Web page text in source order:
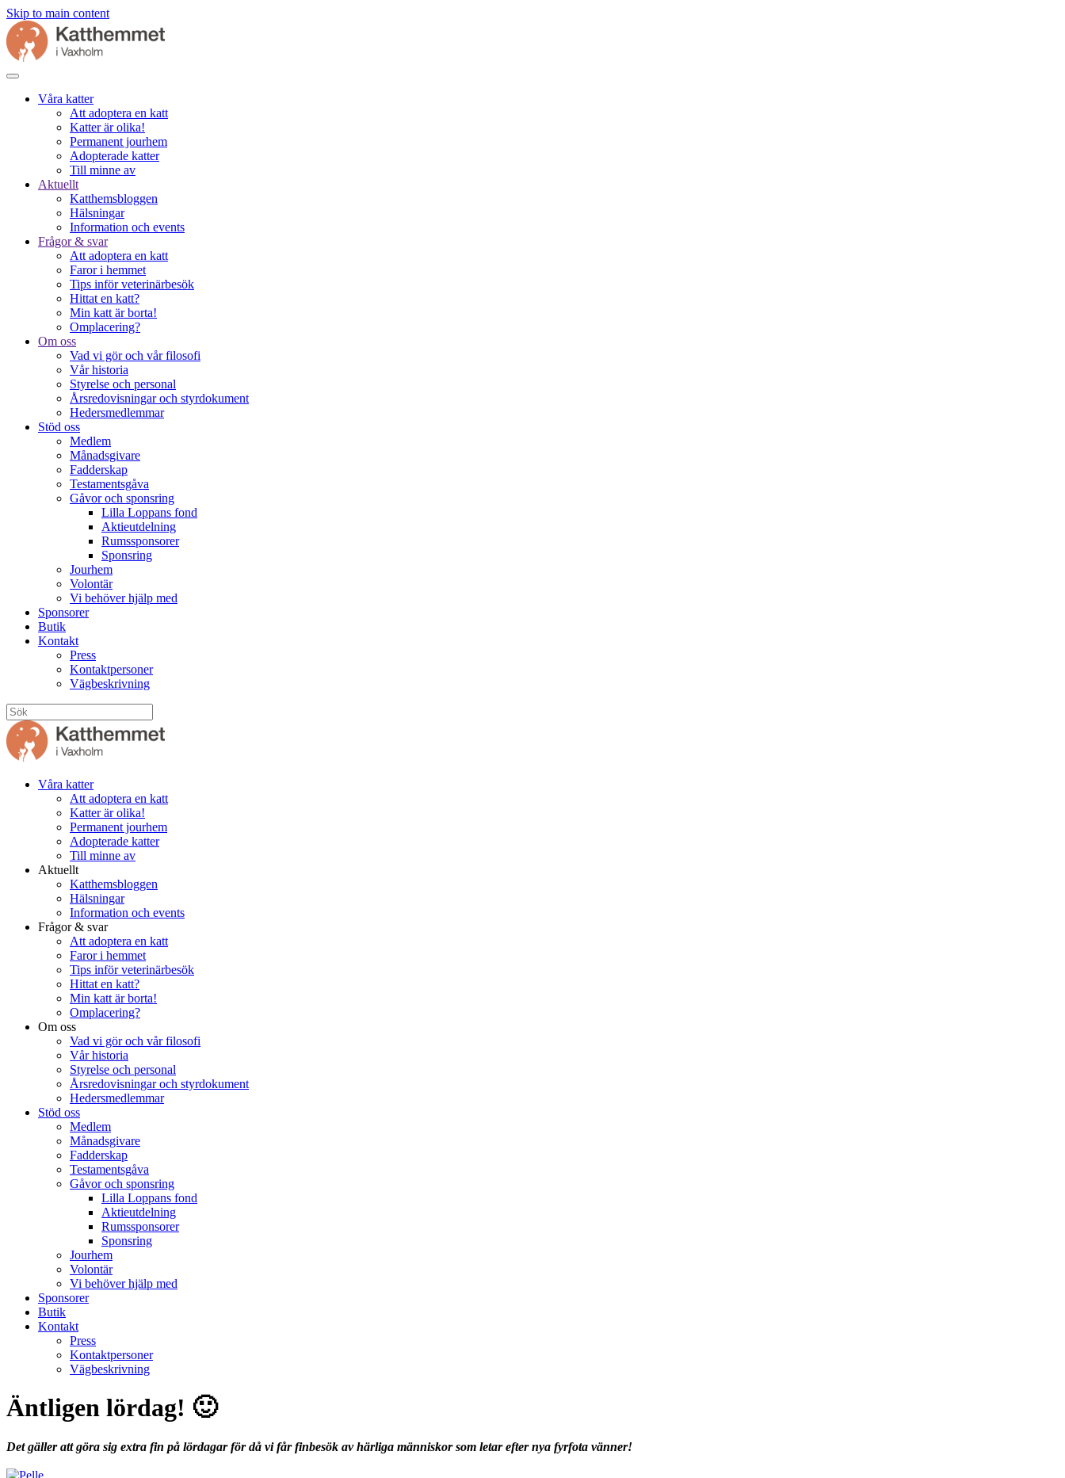
Skip to main content
Våra katter
Att adoptera en katt
Katter är olika!
Permanent jourhem
Adopterade katter
Till minne av
Aktuellt
Katthemsbloggen
Hälsningar
Information och events
Frågor & svar
Att adoptera en katt
Faror i hemmet
Tips inför veterinärbesök
Hittat en katt?
Min katt är borta!
Omplacering?
Om oss
Vad vi gör och vår filosofi
Vår historia
Styrelse och personal
Årsredovisningar och styrdokument
Hedersmedlemmar
Stöd oss
Medlem
Månadsgivare
Fadderskap
Testamentsgåva
Gåvor och sponsring
Lilla Loppans fond
Aktieutdelning
Rumssponsorer
Sponsring
Jourhem
Volontär
Vi behöver hjälp med
Sponsorer
Butik
Kontakt
Press
Kontaktpersoner
Vägbeskrivning
Våra katter
Att adoptera en katt
Katter är olika!
Permanent jourhem
Adopterade katter
Till minne av
Aktuellt
Katthemsbloggen
Hälsningar
Information och events
Frågor & svar
Att adoptera en katt
Faror i hemmet
Tips inför veterinärbesök
Hittat en katt?
Min katt är borta!
Omplacering?
Om oss
Vad vi gör och vår filosofi
Vår historia
Styrelse och personal
Årsredovisningar och styrdokument
Hedersmedlemmar
Stöd oss
Medlem
Månadsgivare
Fadderskap
Testamentsgåva
Gåvor och sponsring
Lilla Loppans fond
Aktieutdelning
Rumssponsorer
Sponsring
Jourhem
Volontär
Vi behöver hjälp med
Sponsorer
Butik
Kontakt
Press
Kontaktpersoner
Vägbeskrivning
Äntligen lördag! 🙂
Det gäller att göra sig extra fin på lördagar för då vi får finbesök av härliga människor som letar efter nya fyrfota vänner!